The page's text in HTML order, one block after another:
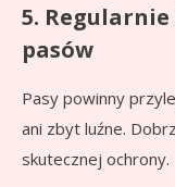
5.
pasów
Pasy powinny
ani zbyt luźne.
skutecznej ochrony.